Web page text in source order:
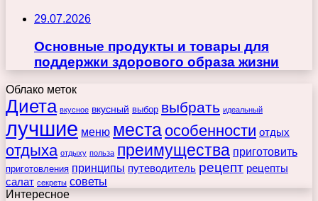
29.07.2026
Основные продукты и товары для
поддержки здорового образа жизни
Облако меток
Диета вкусное вкусный выбор выбрать идеальный
лучшие меню места особенности отдых
отдыха отдыху польза преимущества приготовить
приготовления принципы путеводитель рецепт рецепты
салат секреты советы
Интересное